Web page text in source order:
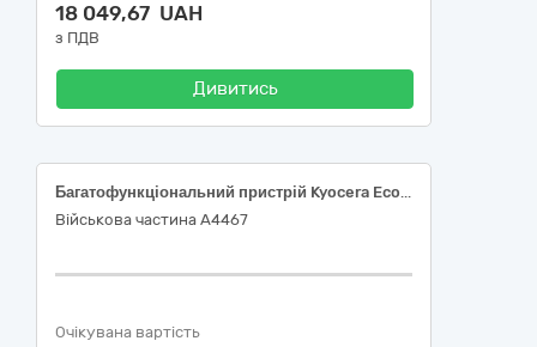
18 049,67 UAH
з ПДВ
Дивитись
Багатофункціональний пристрій Kyocera Ecosys MA4000x, 30230000-0 Комп'ютерне обладнання за ДК 021:2015 Єдиного закупівельного словника
Військова частина А4467
Очікувана вартість